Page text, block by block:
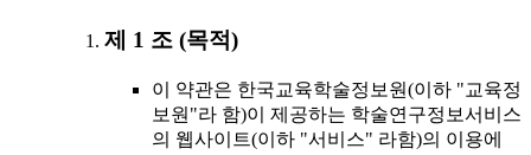
제 1 조 (목적)
이 약관은 한국교육학술정보원(이하 "교육정
보원"라 함)이 제공하는 학술연구정보서비스
의 웹사이트(이하 "서비스" 라함)의 이용에